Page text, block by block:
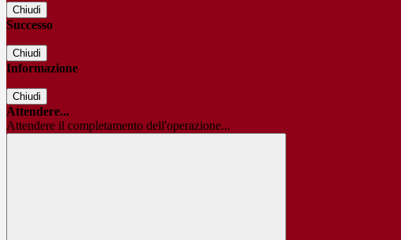
Chiudi
Successo
Chiudi
Informazione
Chiudi
Attendere...
Attendere il completamento dell'operazione...